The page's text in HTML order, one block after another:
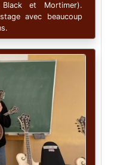
et Mortimer).
avec beaucoup